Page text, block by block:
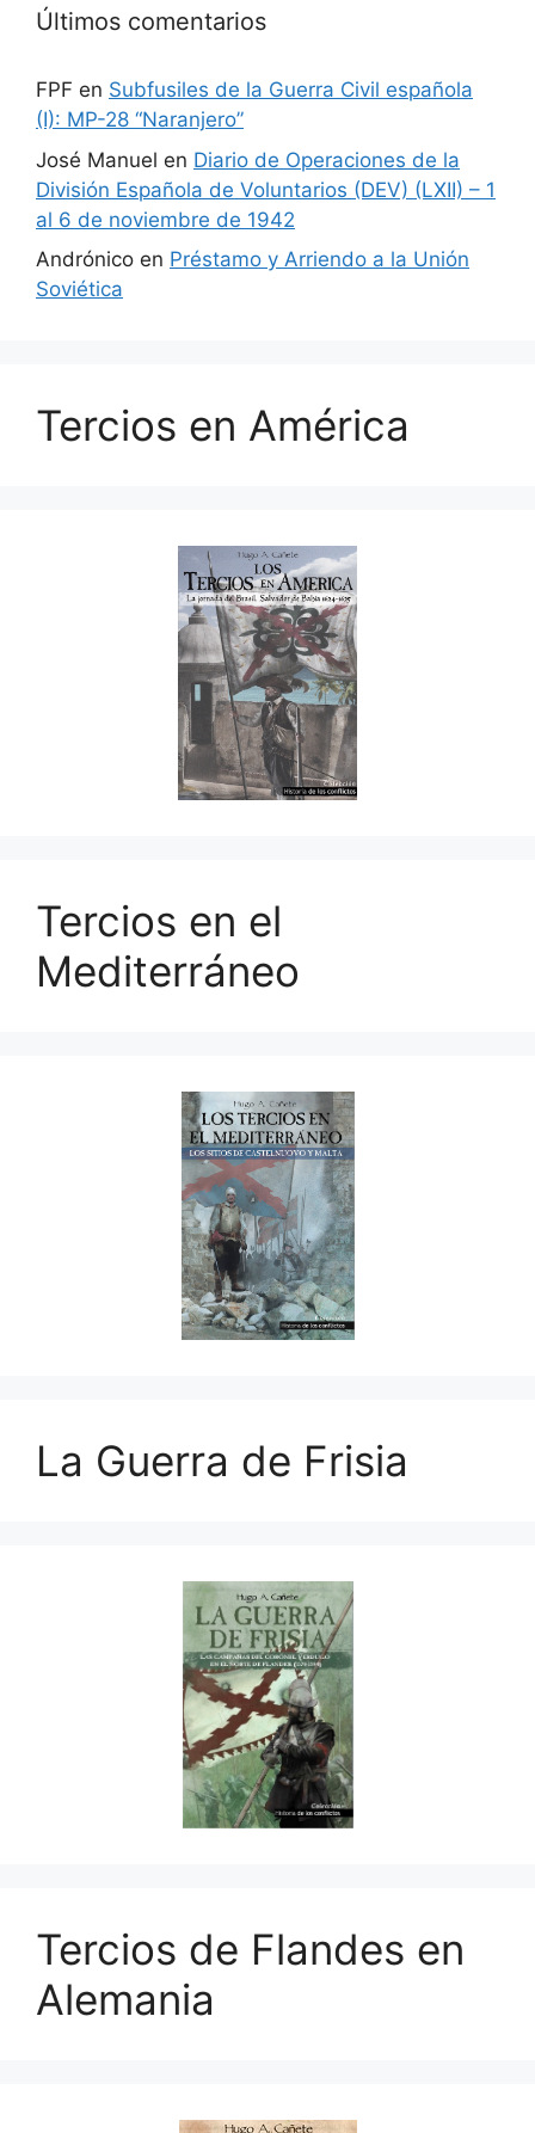
Últimos comentarios
FPF en Subfusiles de la Guerra Civil española
(I): MP-28 “Naranjero”
José Manuel en Diario de Operaciones de la
División Española de Voluntarios (DEV) (LXII) – 1
al 6 de noviembre de 1942
Andrónico en Préstamo y Arriendo a la Unión
Soviética
Tercios en América
Tercios en el
Mediterráneo
La Guerra de Frisia
Tercios de Flandes en
Alemania